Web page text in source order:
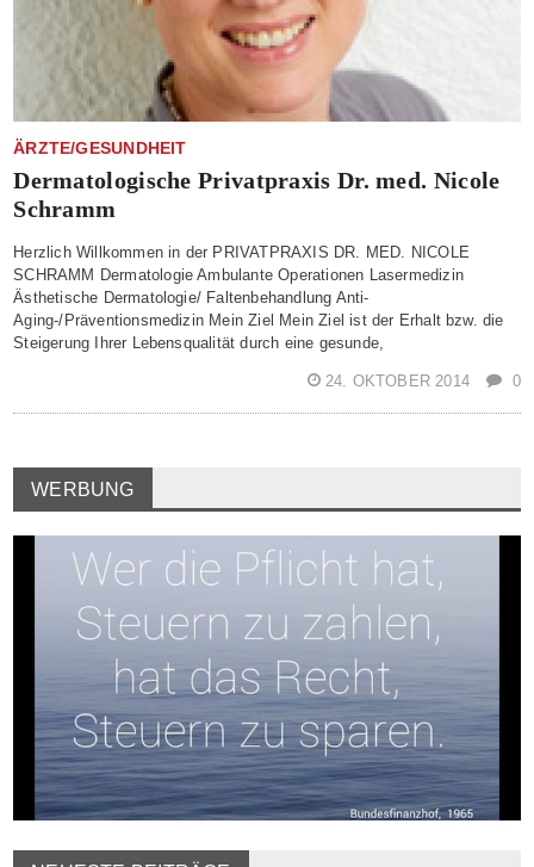
ÄRZTE/GESUNDHEIT
Dermatologische Privatpraxis Dr. med. Nicole
Schramm
Herzlich Willkommen in der PRIVATPRAXIS DR. MED. NICOLE
SCHRAMM Dermatologie Ambulante Operationen Lasermedizin
Ästhetische Dermatologie/ Faltenbehandlung Anti-
Aging-/Präventionsmedizin Mein Ziel Mein Ziel ist der Erhalt bzw. die
Steigerung Ihrer Lebensqualität durch eine gesunde,
24. OKTOBER 2014 0
WERBUNG